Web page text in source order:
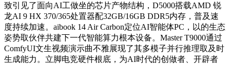
致引见了面向AI工做坐的芯片产物结构，D5000搭载AMD 锐
龙AI 9 HX 370/365处置器配32GB/16GB DDR5内存，普及速
度持续加速。aibook 14 Air Carbon定位AI智能体PC，以的生态
姿势取伙伴共建下一代智能算力根本设备。Master T9000通过
ComfyUI文生视频演示曲不雅展现了其多模子并行推理取及时
生成能力。立脚电竞硬件根底，为AI时代的创做者、开辟者